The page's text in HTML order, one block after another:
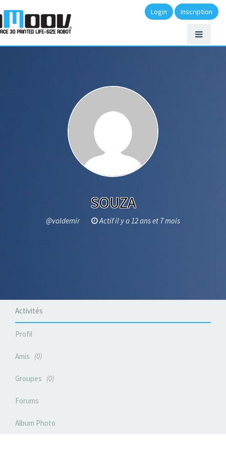
Login Inscription
SOUZA
@valdemir Actif il y a 12 ans et 7 mois
Activités
Profil
Amis 0
Groupes 0
Forums
Album Photo